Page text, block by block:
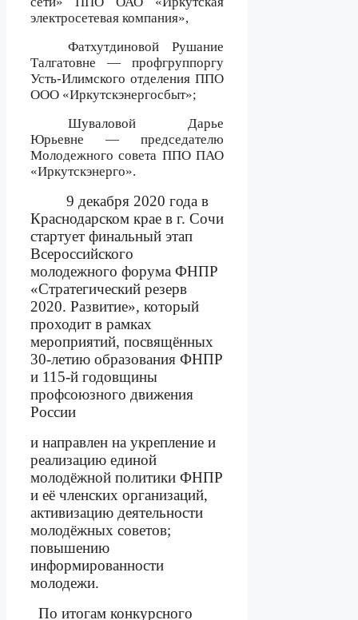
электросетевая компания»,
Фатхутдиновой Рушание
Талгатовне — профгруппоргу
Усть-Илимского отделения ППО
ООО «Иркутскэнергосбыт»;
Шуваловой Дарье
Юрьевне — председателю
Молодежного совета ППО ПАО
«Иркутскэнерго».
9 декабря 2020 года в
Краснодарском крае в г. Сочи
стартует финальный этап
Всероссийского
молодежного форума ФНПР
«Стратегический резерв
2020. Развитие», который
проходит в рамках
мероприятий, посвящённых
30-летию образования ФНПР
и 115-й годовщины
профсоюзного движения
России
и направлен на укрепление и
реализацию единой
молодёжной политики ФНПР
и её членских организаций,
активизацию деятельности
молодёжных советов;
повышению
информированности
молодежи.
По итогам конкурсного